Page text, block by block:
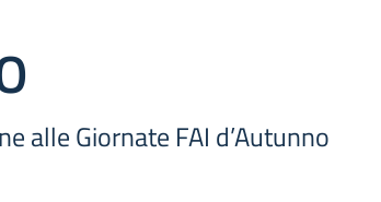
alle Giornate FAI d’Autunno